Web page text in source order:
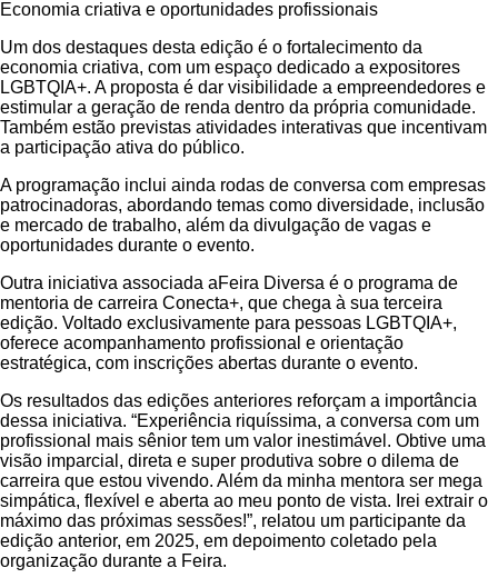
Economia criativa e oportunidades profissionais
Um dos destaques desta edição é o fortalecimento da
economia criativa, com um espaço dedicado a expositores
LGBTQIA+. A proposta é dar visibilidade a empreendedores e
estimular a geração de renda dentro da própria comunidade.
Também estão previstas atividades interativas que incentivam
a participação ativa do público.
A programação inclui ainda rodas de conversa com empresas
patrocinadoras, abordando temas como diversidade, inclusão
e mercado de trabalho, além da divulgação de vagas e
oportunidades durante o evento.
Outra iniciativa associada aFeira Diversa é o programa de
mentoria de carreira Conecta+, que chega à sua terceira
edição. Voltado exclusivamente para pessoas LGBTQIA+,
oferece acompanhamento profissional e orientação
estratégica, com inscrições abertas durante o evento.
Os resultados das edições anteriores reforçam a importância
dessa iniciativa. “Experiência riquíssima, a conversa com um
profissional mais sênior tem um valor inestimável. Obtive uma
visão imparcial, direta e super produtiva sobre o dilema de
carreira que estou vivendo. Além da minha mentora ser mega
simpática, flexível e aberta ao meu ponto de vista. Irei extrair o
máximo das próximas sessões!”, relatou um participante da
edição anterior, em 2025, em depoimento coletado pela
organização durante a Feira.